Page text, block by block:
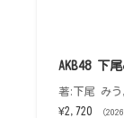
AKB48 下
著:下尾 みう,
¥2,720
（